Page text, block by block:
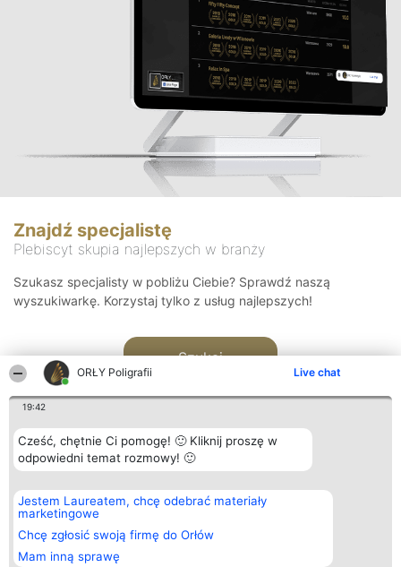
ORŁY Poligrafii Live chat
19:42
Cześć, chętnie Ci pomogę! 🙂 Kliknij proszę w
odpowiedni temat rozmowy! 🙂
Jestem Laureatem, chcę odebrać materiały
marketingowe
Chcę zgłosić swoją firmę do Orłów
Mam inną sprawę
Znajdź specjalistę
Plebiscyt skupia najlepszych w branży
Szukasz specjalisty w pobliżu Ciebie? Sprawdź naszą
wyszukiwarkę. Korzystaj tylko z usług najlepszych!
Szukaj
Organizator plebiscytu
Bright Side Solutions sp. z o.
o. sp. k.
ul. Ruska 22
Wrocław 50-079
KRS 0000749100 | Regon
Plebiscyt
Laureaci
wszystkich
Laureatów
Kontakt
Kontakt